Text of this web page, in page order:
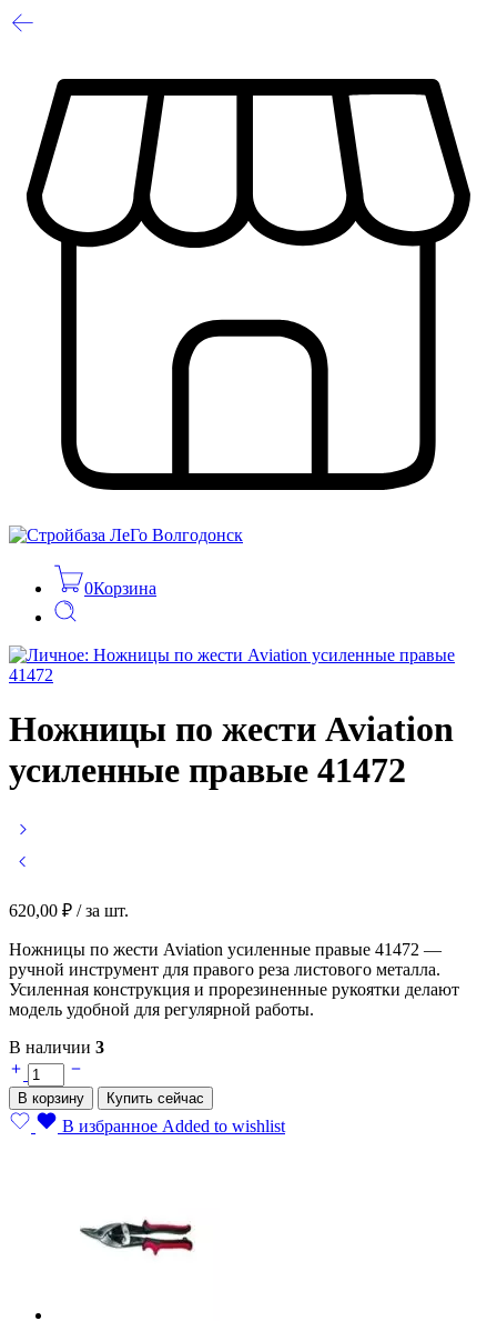
0Корзина
Ножницы по жести Aviation
усиленные правые 41472
620,00 ₽ / за шт.
Ножницы по жести Aviation усиленные правые 41472 —
ручной инструмент для правого реза листового металла.
Усиленная конструкция и прорезиненные рукоятки делают
модель удобной для регулярной работы.
В наличии 3
Ножницы
по
жести
Aviation
В корзину Купить сейчас
В избранное Added to wishlist